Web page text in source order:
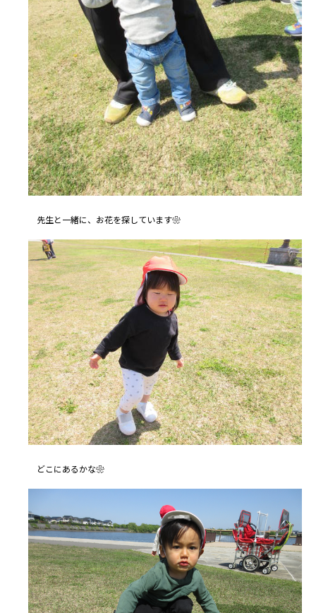
先生と一緒に、お花を探しています❀
どこにあるかな❀